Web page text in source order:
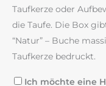
Taufkerze oder
die Taufe. Die Box
“Natur” – Buche
Taufkerze bedruckt.
Ich möchte eine